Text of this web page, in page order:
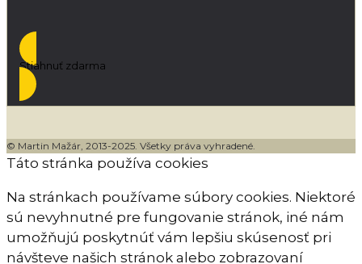
Stiahnuť zdarma
© Martin Mažár, 2013-2025. Všetky práva vyhradené.
Táto stránka používa cookies
Na stránkach používame súbory cookies. Niektoré
sú nevyhnutné pre fungovanie stránok, iné nám
umožňujú poskytnúť vám lepšiu skúsenosť pri
návšteve našich stránok alebo zobrazovaní